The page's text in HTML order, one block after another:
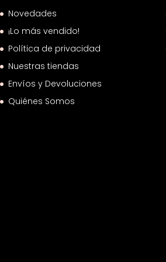
Novedades
¡Lo más vendido!
Política de privacidad
Nuestras tiendas
Envíos y Devoluciones
Quiénes Somos